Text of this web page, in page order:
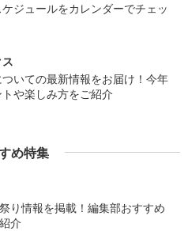
ジュールをカレンダーでチェッ
いての最新情報をお届け！今年
や楽しみ方をご紹介
め特集
り情報を掲載！編集部おすすめ
介